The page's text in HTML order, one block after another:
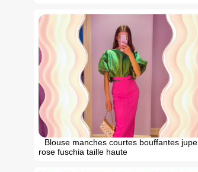
Blouse manches courtes bouffantes jupe
rose fuschia taille haute